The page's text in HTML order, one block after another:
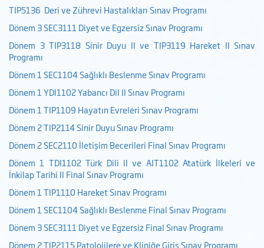
TIP5136 Deri ve Zührevi Hastalıkları Sınav Programı
Dönem 3 SEC3111 Diyet ve Egzersiz Sınav Programı
Dönem 3 TIP3118 Sinir Duyu II ve TIP3119 Hareket II Sınav
Programı
Dönem 1 SEC1104 Sağlıklı Beslenme Sınav Programı
Dönem 1 YDI1102 Yabancı Dil II Sınav Programı
Dönem 1 TIP1109 Hayatın Evreleri Sınav Programı
Dönem 2 TIP2114 Sinir Duyu Sınav Programı
Dönem 2 SEC2110 İletişim Becerileri Final Sınav Programı
Dönem 1 TDI1102 Türk Dili II ve AIT1102 Atatürk İlkeleri ve
İnkilap Tarihi II Final Sınav Programı
Dönem 1 TIP1110 Hareket Sınav Programı
Dönem 1 SEC1104 Sağlıklı Beslenme Final Sınav Programı
Dönem 3 SEC3111 Diyet ve Egzersiz Final Sınav Programı
Dönem 2 TIP2115 Patolojilere ve Kliniğe Giriş Sınav Programı